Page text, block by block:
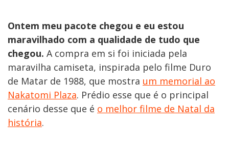
Ontem meu pacote chegou e eu estou
maravilhado com a qualidade de tudo que
chegou. A compra em si foi iniciada pela
maravilha camiseta, inspirada pelo filme Duro
de Matar de 1988, que mostra um memorial ao
Nakatomi Plaza. Prédio esse que é o principal
cenário desse que é o melhor filme de Natal da
história.